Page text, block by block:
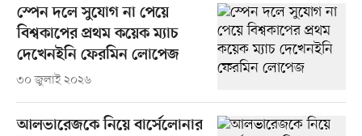
স্পেন দলে সুযোগ না পেয়ে
বিশ্বকাপের প্রথম কয়েক ম্যাচ
দেখেনইনি ফেরমিন লোপেজ
৩০ জুলাই ২০২৬
আলভারেজকে নিয়ে বার্সেলোনার